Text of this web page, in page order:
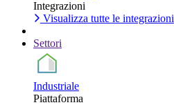
Integrazioni
Visualizza tutte le integrazioni
Settori
Industriale
Piattaforma